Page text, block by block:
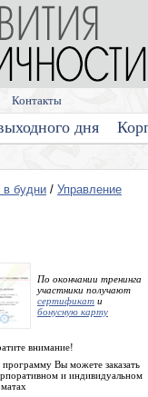
дня
Контакты
будни / Управление
По окончании тренинга
участники получают
сертификат и
бонусную карту
внимание!
программу Вы можете заказать
и индивидуальном